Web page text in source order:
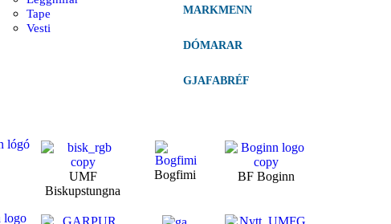
Tape
Vesti
MARKMENN
DÓMARAR
GJAFABRÉF
UMF
Biskupstungna
Bogfimi BF Boginn